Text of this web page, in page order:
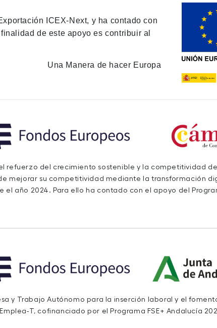
ICEX-Next, y ha contado con
de este apoyo es contribuir al
Una Manera de hacer Europa
refuerzo del crecimiento sostenible y la competitividad
mejorar su competitividad mediante la transformación
año 2024. Para ello ha contado con el apoyo del
y Trabajo Autónomo para la inserción laboral y el
T, cofinanciado por el Programa FSE+ Andalucía